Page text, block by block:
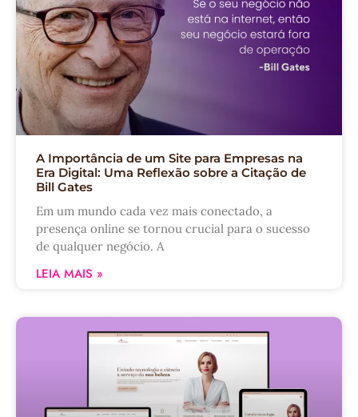
A Importância de um Site para Empresas na
Era Digital: Uma Reflexão sobre a Citação de
Bill Gates
Em um mundo cada vez mais conectado, a
presença online se tornou crucial para o sucesso
de qualquer negócio. A
LEIA MAIS »